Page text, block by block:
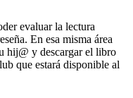
evaluar la lectura
En esa misma área
hij@ y descargar el libro
que estará disponible al